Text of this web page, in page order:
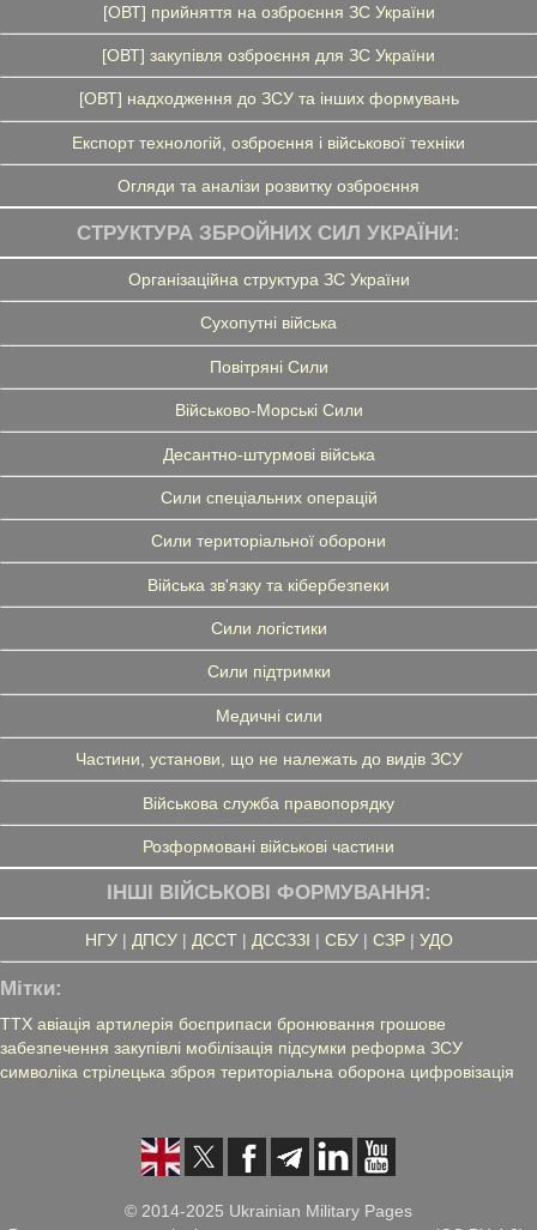
[ОВТ] прийняття на озброєння ЗС України
[ОВТ] закупівля озброєння для ЗС України
[ОВТ] надходження до ЗСУ та інших формувань
Експорт технологій, озброєння і військової техніки
Огляди та аналізи розвитку озброєння
СТРУКТУРА ЗБРОЙНИХ СИЛ УКРАЇНИ:
Організаційна структура ЗС України
Сухопутні війська
Повітряні Сили
Військово-Морські Сили
Десантно-штурмові війська
Сили спеціальних операцій
Сили територіальної оборони
Війська зв'язку та кібербезпеки
Сили логістики
Сили підтримки
Медичні сили
Частини, установи, що не належать до видів ЗСУ
Військова служба правопорядку
Розформовані військові частини
ІНШІ ВІЙСЬКОВІ ФОРМУВАННЯ:
НГУ| ДПСУ| ДССТ| ДССЗЗІ | СБУ| СЗР| УДО
Мітки:
ТТХ авіація артилерія боєприпаси бронювання грошове
забезпечення закупівлі мобілізація підсумки реформа ЗСУ
символіка стрілецька зброя територіальна оборона цифровізація
© 2014-2025 Ukrainian Military Pages